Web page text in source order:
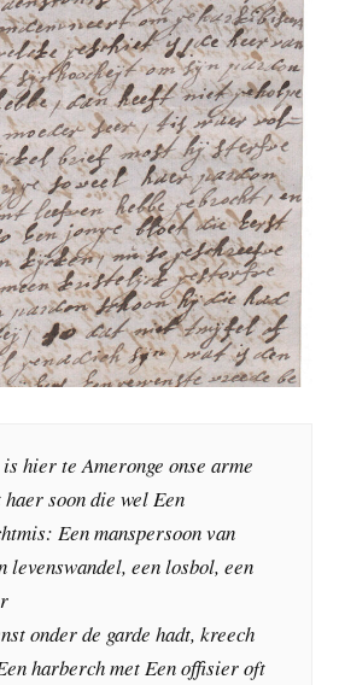
hier te Ameronge onse arme
soon die wel Een
Een manspersoon van
levenswandel, een losbol, een
onder de garde hadt, kreech
harberch met Een offisier oft